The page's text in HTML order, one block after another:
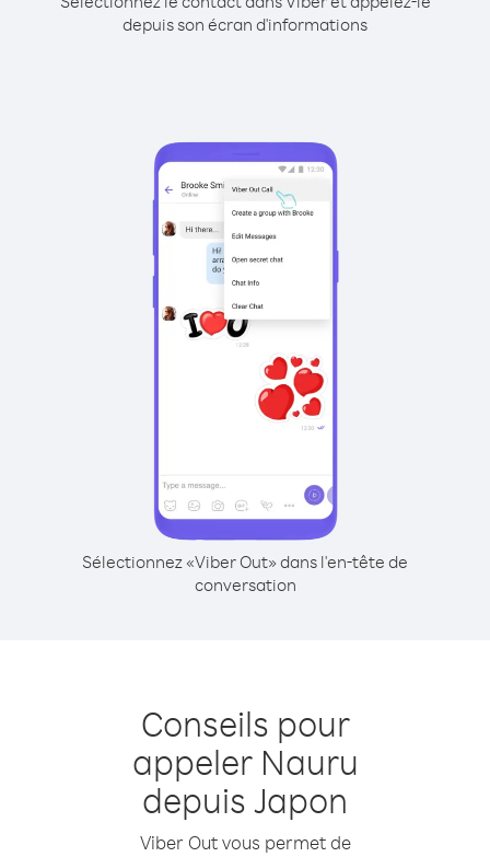
depuis son écran d'informations
Sélectionnez «Viber Out» dans l'en-tête de
conversation
Conseils pour
appeler Nauru
depuis Japon
Viber Out vous permet de